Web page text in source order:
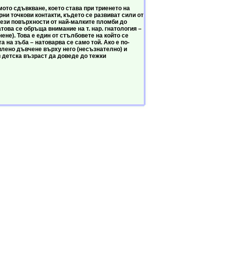
сдъвкване, което става при триенето на
точкови контакти, където се развиват сили от
повърхности от най-малките пломби до
се обръща внимание на т. нар. гнатология –
Това е един от стълбовете на който се
на зъба – натоварва се само той. Ако е по-
дъвчене върху него (несъзнателно) и
възраст да доведе до тежки